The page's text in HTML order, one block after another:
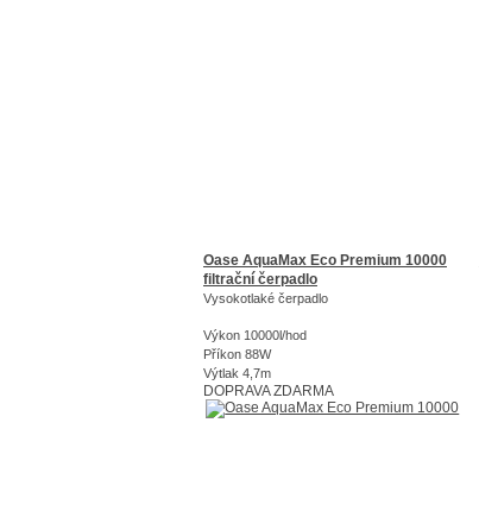
Oase AquaMax Eco Premium 10000
filtrační čerpadlo
Vysokotlaké čerpadlo
Výkon 10000l/hod
Příkon 88W
Výtlak 4,7m
DOPRAVA ZDARMA